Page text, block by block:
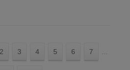
2 3 4 5 6 7